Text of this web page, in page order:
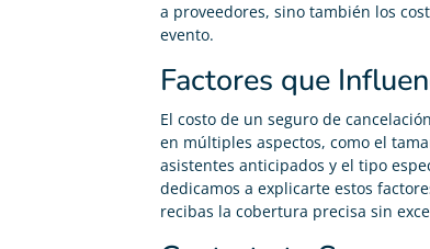
a proveedores, sino también los
evento.
Factores que
El costo de un seguro de
en múltiples aspectos, como el
asistentes anticipados y el tipo
dedicamos a explicarte estos
recibas la cobertura precisa sin